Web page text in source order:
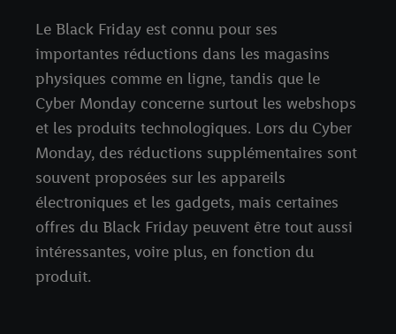
Le Black Friday est connu pour ses
importantes réductions dans les magasins
physiques comme en ligne, tandis que le
Cyber Monday concerne surtout les webshops
et les produits technologiques. Lors du Cyber
Monday, des réductions supplémentaires sont
souvent proposées sur les appareils
électroniques et les gadgets, mais certaines
offres du Black Friday peuvent être tout aussi
intéressantes, voire plus, en fonction du
produit.